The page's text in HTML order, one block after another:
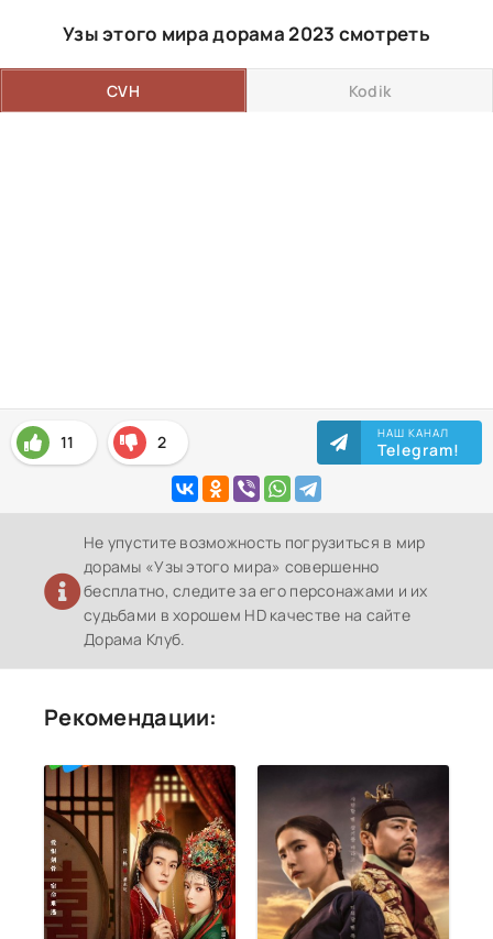
Узы этого мира дорама 2023 смотреть
CVH Kodik
11 2 НАШ КАНАЛ
Telegram!
Не упустите возможность погрузиться в мир
дорамы «Узы этого мира» совершенно
бесплатно, следите за его персонажами и их
судьбами в хорошем HD качестве на сайте
Дорама Клуб.
Рекомендации: